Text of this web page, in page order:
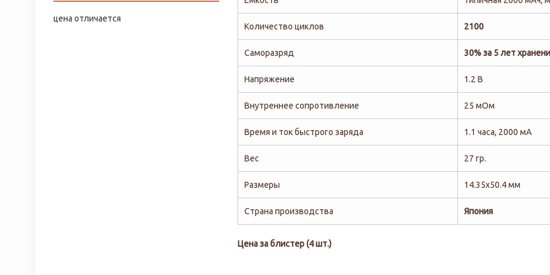
цена отличается
Количество циклов 2100
Саморазряд 30% за 5 лет
Напряжение 1.2 В
Внутреннее сопротивление 25 мОм
Время и ток быстрого заряда 1.1 часа, 2000 мА
Вес 27 гр.
Размеры 14.35х50.4 мм
Страна производства Япония
Цена за блистер (4 шт.)